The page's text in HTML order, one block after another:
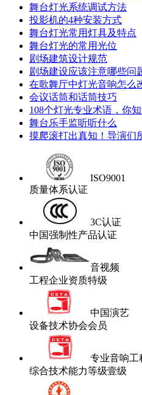
舞台灯光系统调试方法
投影机的4种安装方式
舞台灯光常用灯具及特点
舞台灯光的常用光位
剧场建筑设计规范
剧场建设应该注意哪些问
在歌舞厅中灯光音响怎么
会议话筒和话筒技巧
108个灯光专业术语，你
舞台乐手监听听什么
摸爬滚打出真知！导演们
ISO9001
质量体系认证
3C认证
中国强制性产品认证
音视频
工程企业资质特级
中国演艺
设备技术协会会员
专业音响工
综合技术能力等级壹级